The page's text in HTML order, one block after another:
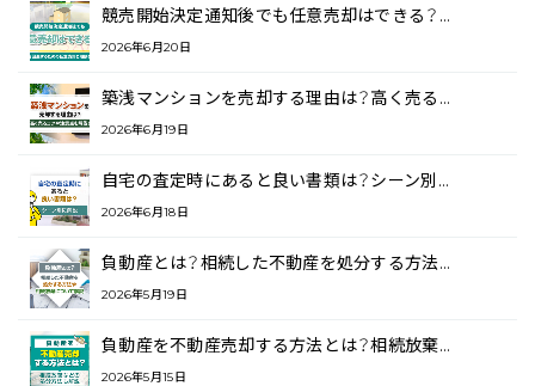
競売開始決定通知後でも任意売却はできる？…
2026年6月20日
築浅マンションを売却する理由は？高く売る…
2026年6月19日
自宅の査定時にあると良い書類は？シーン別…
2026年6月18日
負動産とは？相続した不動産を処分する方法…
2026年5月19日
負動産を不動産売却する方法とは？相続放棄…
2026年5月15日